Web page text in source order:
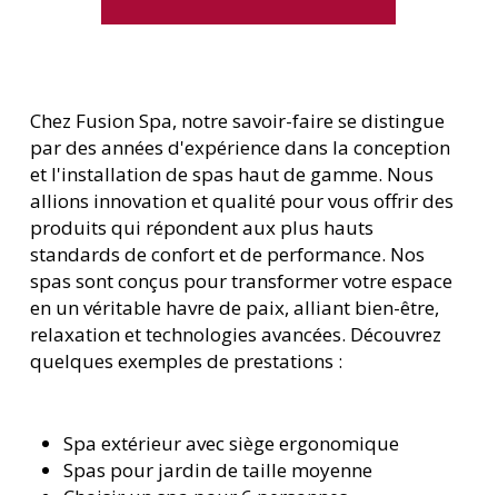
Chez Fusion Spa, notre savoir-faire se distingue
par des années d'expérience dans la conception
et l'installation de spas haut de gamme. Nous
allions innovation et qualité pour vous offrir des
produits qui répondent aux plus hauts
standards de confort et de performance. Nos
spas sont conçus pour transformer votre espace
en un véritable havre de paix, alliant bien-être,
relaxation et technologies avancées. Découvrez
quelques exemples de prestations :
Spa extérieur avec siège ergonomique
Spas pour jardin de taille moyenne